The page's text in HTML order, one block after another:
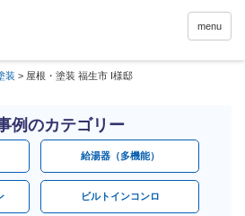
menu
装 > 屋根・塗装 福生市 I様邸
例のカテゴリー
給湯器（多機能）
ビルトインコンロ